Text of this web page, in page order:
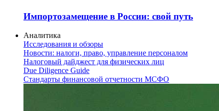
Импортозамещение в России: свой путь
Аналитика
Исследования и обзоры
Новости: налоги, право, управление персоналом
Налоговый дайджест для физических лиц
Due Diligence Guide
Стандарты финансовой отчетности МСФО